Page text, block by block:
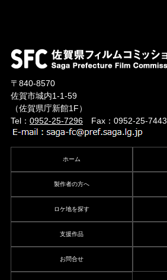
〒840-8570
佐賀市城内1-1-59
（佐賀県庁新館1F）
Tel： 0952-25-7296Fax：0952-25-7443
ホーム
製作者の方へ
ロケ地を探す
支援作品
お問合せ